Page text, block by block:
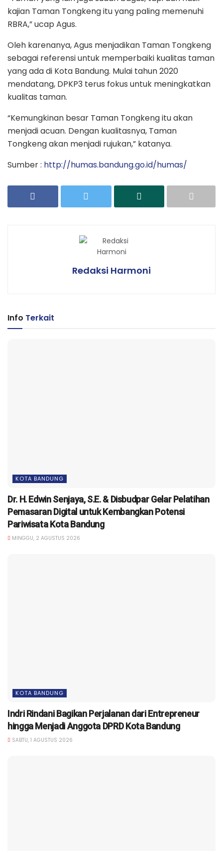
kajian Taman Tongkeng itu yang paling memenuhi
RBRA,” ucap Agus.
Oleh karenanya, Agus menjadikan Taman Tongkeng
sebagai referensi untuk memperbaiki kualitas taman
yang ada di Kota Bandung. Mulai tahun 2020
mendatang, DPKP3 terus fokus untuk meningkatkan
kualitas taman.
“Kemungkinan besar Taman Tongkeng itu akan
menjadi acuan. Dengan kualitasnya, Taman
Tongkeng akan menjadi rujukan,” katanya.
Sumber : http://humas.bandung.go.id/humas/
Redaksi Harmoni
Info Terkait
KOTA BANDUNG
Dr. H. Edwin Senjaya, S.E. & Disbudpar Gelar Pelatihan
Pemasaran Digital untuk Kembangkan Potensi
Pariwisata Kota Bandung
MINGGU, 2 AGUSTUS 2026
KOTA BANDUNG
Indri Rindani Bagikan Perjalanan dari Entrepreneur
hingga Menjadi Anggota DPRD Kota Bandung
SABTU, 1 AGUSTUS 2026